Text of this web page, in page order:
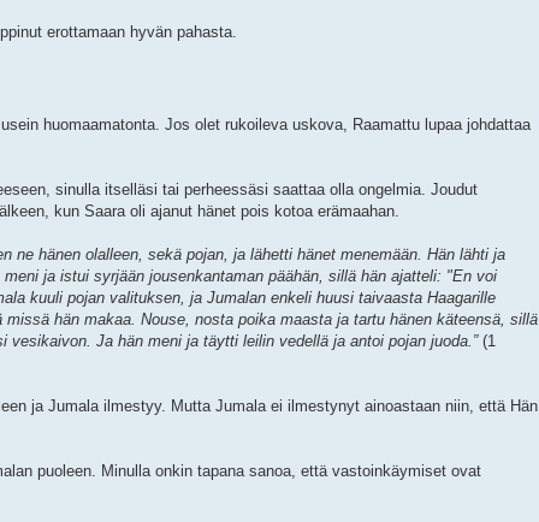
erottamaan hyvän pahasta.
huomaamatonta. Jos olet rukoileva uskova, Raamattu lupaa johdattaa
sinulla itselläsi tai perheessäsi saattaa olla ongelmia. Joudut
kun Saara oli ajanut hänet pois kotoa erämaahan.
ne hänen olalleen, sekä pojan, ja lähetti hänet menemään. Hän lähti ja
ja istui syrjään jousenkantaman päähän, sillä hän ajatteli: "En voi
kuuli pojan valituksen, ja Jumalan enkeli huusi taivaasta Haagarille
hän makaa. Nouse, nosta poika maasta ja tartu hänen käteensä, sillä
Ja hän meni ja täytti leilin vedellä ja antoi pojan juoda.”(1
ja Jumala ilmestyy. Mutta Jumala ei ilmestynyt ainoastaan niin, että Hän
puoleen. Minulla onkin tapana sanoa, että vastoinkäymiset ovat